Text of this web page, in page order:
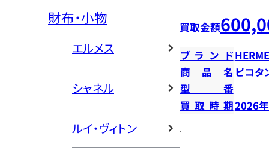
財布・小物
エルメス
シャネル
ルイ・ヴィトン
買取金額
ブランド
商品名 ピコタ
型番
買取時期2026